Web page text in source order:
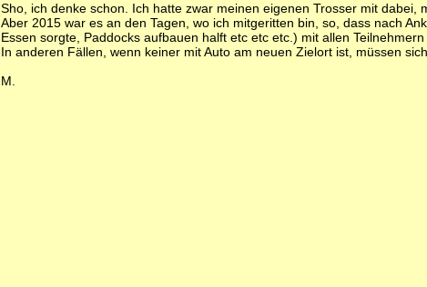
Sho, ich denke schon. Ich hatte zwar meinen eigenen Trosser mit dabei,
Aber 2015 war es an den Tagen, wo ich mitgeritten bin, so, dass nach
Essen sorgte, Paddocks aufbauen halft etc etc etc.) mit allen
In anderen Fällen, wenn keiner mit Auto am neuen Zielort ist, müssen
M.